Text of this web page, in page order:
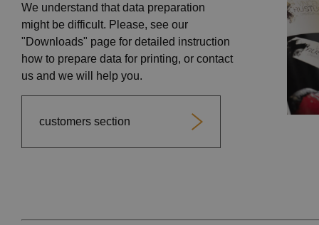
We understand that data preparation
might be difficult. Please, see our
"Downloads" page for detailed instruction
how to prepare data for printing, or contact
us and we will help you.
customers section